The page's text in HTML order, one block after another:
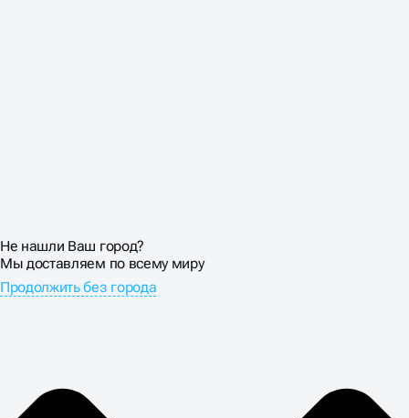
Не нашли Ваш город?
Мы доставляем по всему миру
Продолжить без города